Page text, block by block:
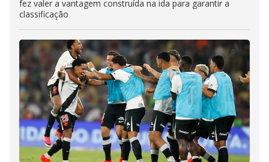
fez valer a vantagem construída na ida para garantir a
classificação